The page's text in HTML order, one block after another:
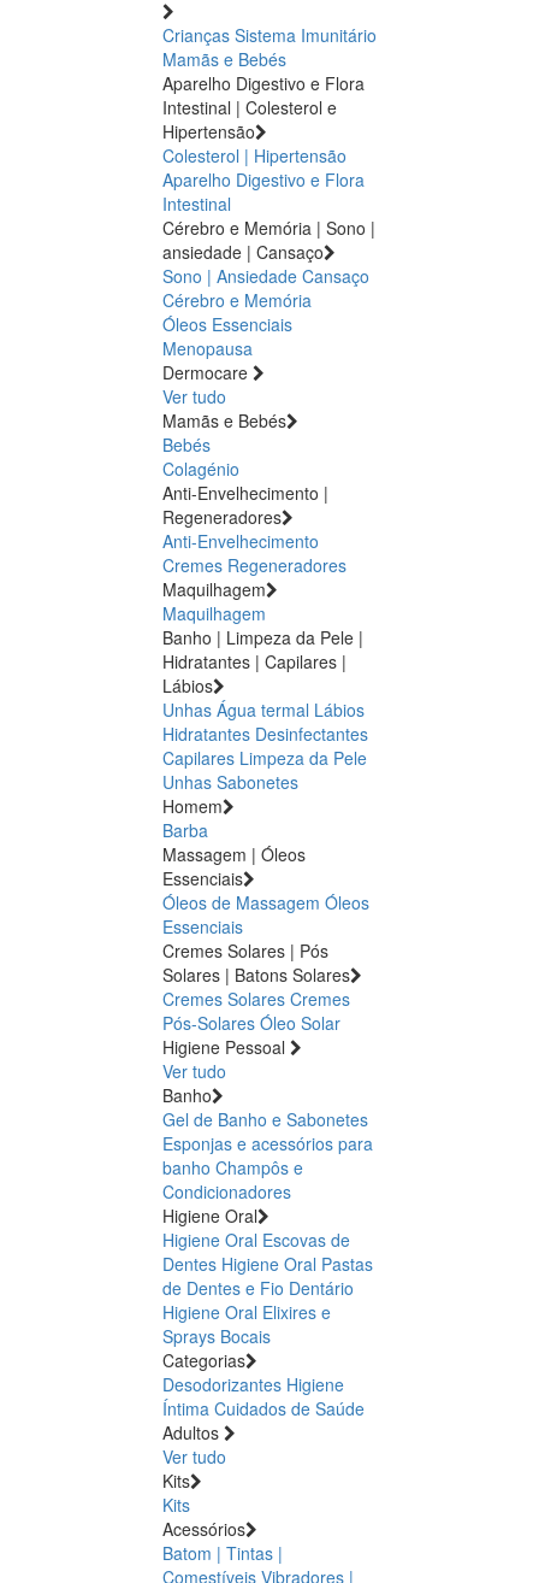
Crianças Sistema Imunitário
Mamãs e Bebés
Aparelho Digestivo e Flora
Intestinal | Colesterol e
Hipertensão
Colesterol | Hipertensão
Aparelho Digestivo e Flora
Intestinal
Cérebro e Memória | Sono |
ansiedade | Cansaço
Sono | Ansiedade Cansaço
Cérebro e Memória
Óleos Essenciais
Menopausa
Dermocare
Ver tudo
Mamãs e Bebés
Bebés
Colagénio
Anti-Envelhecimento |
Regeneradores
Anti-Envelhecimento
Cremes Regeneradores
Maquilhagem
Maquilhagem
Banho | Limpeza da Pele |
Hidratantes | Capilares |
Lábios
Unhas Água termal Lábios
Hidratantes Desinfectantes
Capilares Limpeza da Pele
Unhas Sabonetes
Homem
Barba
Massagem | Óleos
Essenciais
Óleos de Massagem Óleos
Essenciais
Cremes Solares | Pós
Solares | Batons Solares
Cremes Solares Cremes
Pós-Solares Óleo Solar
Higiene Pessoal
Ver tudo
Banho
Gel de Banho e Sabonetes
Esponjas e acessórios para
banho Champôs e
Condicionadores
Higiene Oral
Higiene Oral Escovas de
Dentes Higiene Oral Pastas
de Dentes e Fio Dentário
Higiene Oral Elixires e
Sprays Bocais
Categorias
Desodorizantes Higiene
Íntima Cuidados de Saúde
Adultos
Ver tudo
Kits
Kits
Acessórios
Batom | Tintas |
Comestíveis Vibradores |